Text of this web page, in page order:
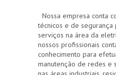
Nossa empresa conta
técnicos e de
serviços na área da
nossos profissionais
conhecimento para
manutenção de redes e